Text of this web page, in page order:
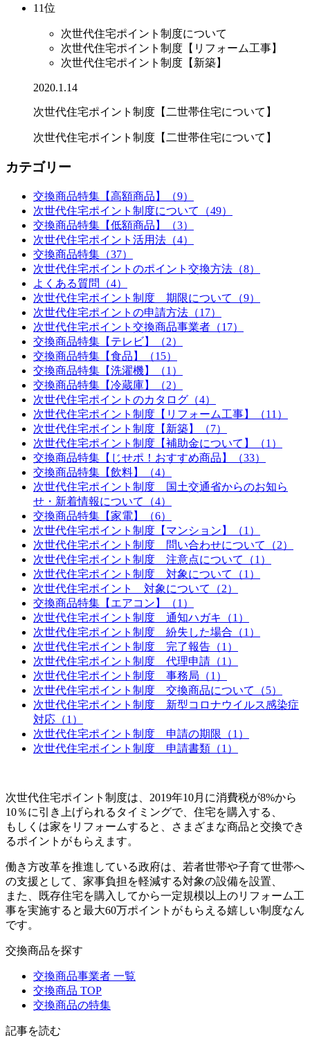
11位
次世代住宅ポイント制度について
次世代住宅ポイント制度【リフォーム工事】
次世代住宅ポイント制度【新築】
2020.1.14
次世代住宅ポイント制度【二世帯住宅について】
次世代住宅ポイント制度【二世帯住宅について】
カテゴリー
交換商品特集【高額商品】（9）
次世代住宅ポイント制度について（49）
交換商品特集【低額商品】（3）
次世代住宅ポイント活用法（4）
交換商品特集（37）
次世代住宅ポイントのポイント交換方法（8）
よくある質問（4）
次世代住宅ポイント制度 期限について（9）
次世代住宅ポイントの申請方法（17）
次世代住宅ポイント交換商品事業者（17）
交換商品特集【テレビ】（2）
交換商品特集【食品】（15）
交換商品特集【洗濯機】（1）
交換商品特集【冷蔵庫】（2）
次世代住宅ポイントのカタログ（4）
次世代住宅ポイント制度【リフォーム工事】（11）
次世代住宅ポイント制度【新築】（7）
次世代住宅ポイント制度【補助金について】（1）
交換商品特集【じせポ！おすすめ商品】（33）
交換商品特集【飲料】（4）
次世代住宅ポイント制度 国土交通省からのお知ら
せ・新着情報について（4）
交換商品特集【家電】（6）
次世代住宅ポイント制度【マンション】（1）
次世代住宅ポイント制度 問い合わせについて（2）
次世代住宅ポイント制度 注意点について（1）
次世代住宅ポイント制度 対象について（1）
次世代住宅ポイント 対象について（2）
交換商品特集【エアコン】（1）
次世代住宅ポイント制度 通知ハガキ（1）
次世代住宅ポイント制度 紛失した場合（1）
次世代住宅ポイント制度 完了報告（1）
次世代住宅ポイント制度 代理申請（1）
次世代住宅ポイント制度 事務局（1）
次世代住宅ポイント制度 交換商品について（5）
次世代住宅ポイント制度 新型コロナウイルス感染症
対応（1）
次世代住宅ポイント制度 申請の期限（1）
次世代住宅ポイント制度 申請書類（1）
次世代住宅ポイント制度は、2019年10月に消費税が8%から
10％に引き上げられるタイミングで、住宅を購入する、
もしくは家をリフォームすると、さまざまな商品と交換でき
るポイントがもらえます。
働き方改革を推進している政府は、若者世帯や子育て世帯へ
の支援として、家事負担を軽減する対象の設備を設置、
また、既存住宅を購入してから一定規模以上のリフォーム工
事を実施すると最大60万ポイントがもらえる嬉しい制度なん
です。
交換商品を探す
交換商品事業者 一覧
交換商品 TOP
交換商品の特集
記事を読む